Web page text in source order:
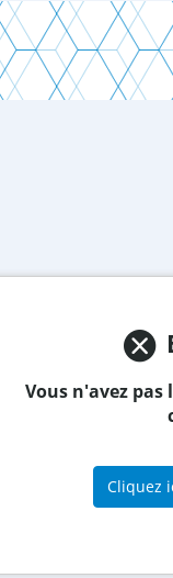
Vous n'avez pas
Cliquez